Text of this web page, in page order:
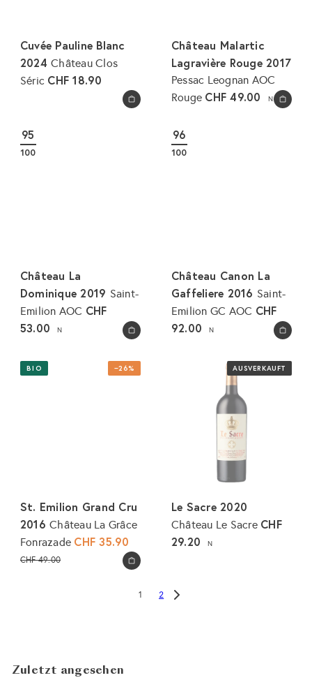
In den Warenkorb legen
Cuvée Pauline Blanc
2024Château Clos
Séric CHF 18.90
In den Warenkorb legen
Château Malartic
Lagravière Rouge 2017
Pessac Leognan AOC
Rouge CHF 49.00 N
In den Warenkorb legen
95
100
Château La
Dominique 2019 Saint-
Emilion AOC CHF
53.00
N In den Warenkorb legen
96
100
Château Canon La
Gaffeliere 2016 Saint-
Emilion GC AOC CHF
92.00
N
In den Warenkorb legen
−26%
BIO
St. Emilion Grand Cru
2016Château La Grâce
Fonrazade S
e
CHF 35.90
o
CHF 49.00
AUSVERKAUFT
Le Sacre 2020
Château Le Sacre CHF
29.20
N
1 2
Zuletzt angesehen